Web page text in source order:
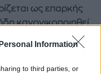
Information
to third parties, or
ως επαρκής
κανονικοποιηθεί.
το